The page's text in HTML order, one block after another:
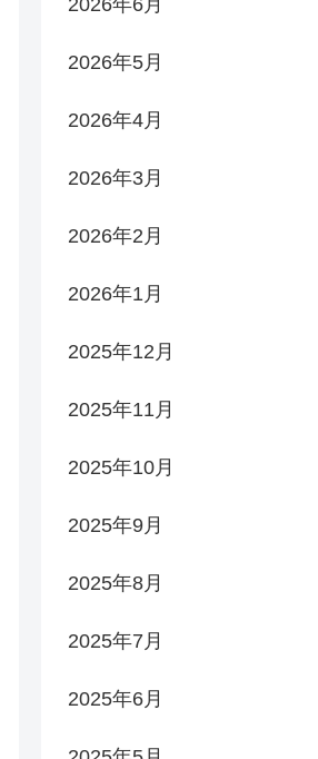
2026年5月
2026年4月
2026年3月
2026年2月
2026年1月
2025年12月
2025年11月
2025年10月
2025年9月
2025年8月
2025年7月
2025年6月